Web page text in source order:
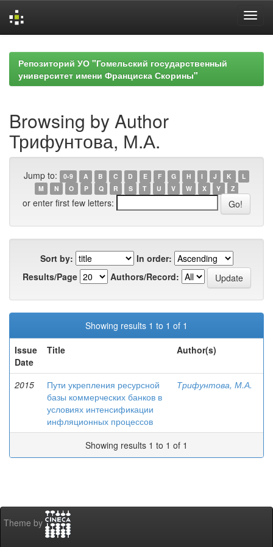
navigationРепозиторий УО "Гомельский государственный
университет имени Франциска Скорины"
Browsing by Author
Трифунтова, М.А.
Jump to: 0-9 A B C D E F G H I J K
L
M
N O P Q R S T U V W X Y Z
or enter first few letters:
Sort by:
In order:
Results/Page
Authors/Record:
Showing results 1 to 1 of 1
Issue
Date
Title Author(s)
2015
Пути укрепления ресурсной
базы коммерческих банков в
условиях интенсификации
инфляционных процессов
Трифунтова, М.А.
Showing results 1 to 1 of 1
Theme by